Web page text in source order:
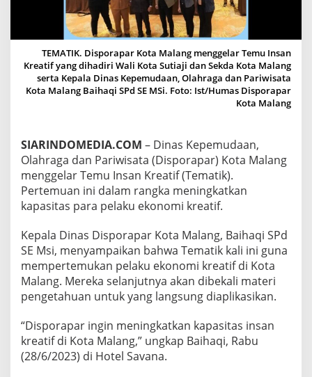
G
G
E
L
A
R
T
E
N
S
N
K
R
A
T
I
F
TEMATIK. Disporapar Kota Malang menggelar Temu Insan
Kreatif yang dihadiri Wali Kota Sutiaji dan Sekda Kota Malang
serta Kepala Dinas Kepemudaan, Olahraga dan Pariwisata
Kota Malang Baihaqi SPd SE MSi. Foto: Ist/Humas Disporapar
Kota Malang
SIARINDOMEDIA.COM – Dinas Kepemudaan,
Olahraga dan Pariwisata (Disporapar) Kota Malang
menggelar Temu Insan Kreatif (Tematik).
Pertemuan ini dalam rangka meningkatkan
kapasitas para pelaku ekonomi kreatif.
Kepala Dinas Disporapar Kota Malang, Baihaqi SPd
SE Msi, menyampaikan bahwa Tematik kali ini guna
mempertemukan pelaku ekonomi kreatif di Kota
Malang. Mereka selanjutnya akan dibekali materi
pengetahuan untuk yang langsung diaplikasikan.
“Disporapar ingin meningkatkan kapasitas insan
kreatif di Kota Malang,” ungkap Baihaqi, Rabu
(28/6/2023) di Hotel Savana.